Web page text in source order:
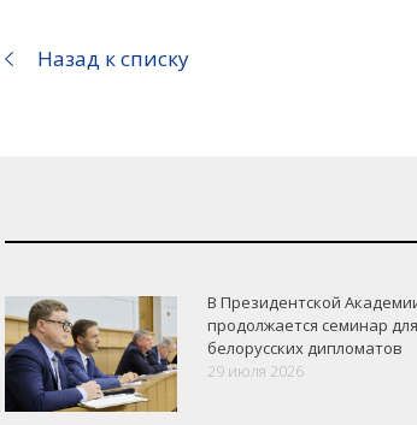
Назад к списку
В Президентской
продолжается семинар для
белорусских дипломатов
29 июля 2026